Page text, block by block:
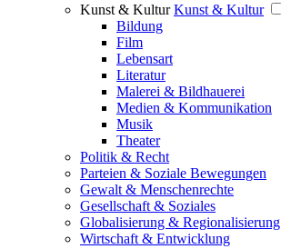
Kunst & Kultur Kunst & Kultur
Bildung
Film
Lebensart
Literatur
Malerei & Bildhauerei
Medien & Kommunikation
Musik
Theater
Politik & Recht
Parteien & Soziale Bewegungen
Gewalt & Menschenrechte
Gesellschaft & Soziales
Globalisierung & Regionalisierung
Wirtschaft & Entwicklung